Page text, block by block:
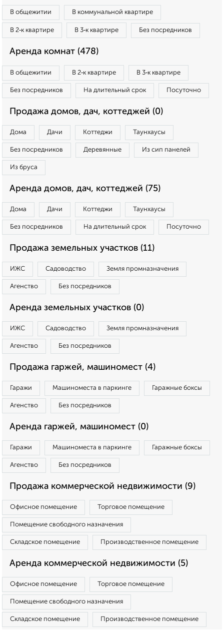
В общежитии В коммунальной квартире
В 2‑к квартире В 3‑к квартире Без посредников
Аренда комнат (478)
В общежитии В 2‑к квартире В 3‑к квартире
Без посредников На длительный срок Посуточно
Продажа домов, дач, коттеджей (0)
Дома Дачи Коттеджи Таунхаусы
Без посредников Деревянные Из сип панелей
Из бруса
Аренда домов, дач, коттеджей (75)
Дома Дачи Коттеджи Таунхаусы
Без посредников На длительный срок Посуточно
Продажа земельных участков (11)
ИЖС Садоводство Земля промназначения
Агенство Без посредников
Аренда земельных участков (0)
ИЖС Садоводство Земля промназначения
Агенство Без посредников
Продажа гаржей, машиномест (4)
Гаражи Машиноместа в паркинге Гаражные боксы
Агенство Без посредников
Аренда гаржей, машиномест (0)
Гаражи Машиноместа в паркинге Гаражные боксы
Агенство Без посредников
Продажа коммерческой недвижимости (9)
Офисное помещение Торговое помещение
Помещение свободного назначения
Складское помещение Производственное помещение
Аренда коммерческой недвижимости (5)
Офисное помещение Торговое помещение
Помещение свободного назначения
Складское помещение Производственное помещение